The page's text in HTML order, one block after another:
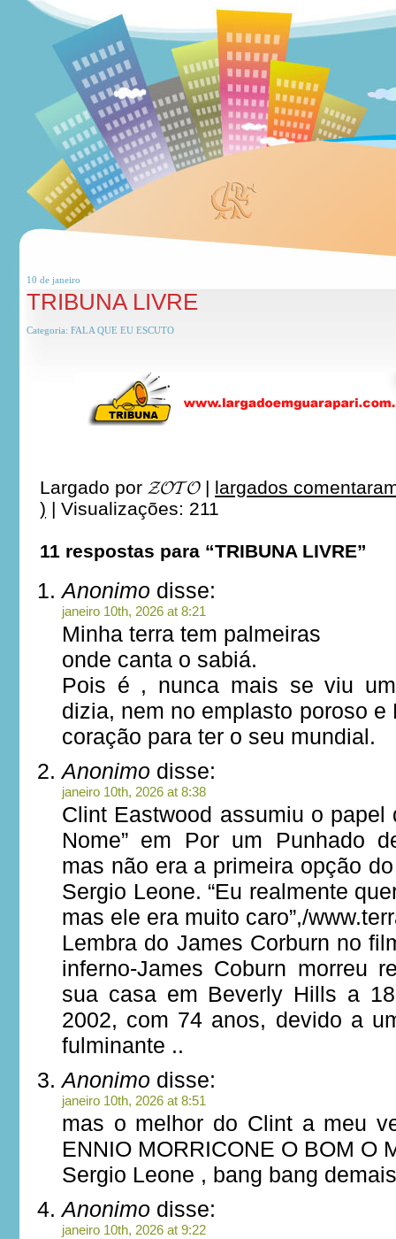
10 de janeiro
TRIBUNA LIVRE
Categoria: FALA QUE EU ESCUTO
Largado por 𝓩𝓞𝓣𝓞| largados
) | Visualizações: 211
11 respostas para “TRIBUNA LIVRE”
Anonimo disse:
janeiro 10th, 2026 at 8:21
Minha terra tem palmeiras
onde canta o sabiá.
Pois é , nunca mais se viu
dizia, nem no emplasto poroso e
coração para ter o seu mundial.
Anonimo disse:
janeiro 10th, 2026 at 8:38
Clint Eastwood assumiu o papel
Nome” em Por um Punhado
mas não era a primeira opção
Sergio Leone. “Eu realmente
mas ele era muito caro”,/
Lembra do James Corburn no
inferno-James Coburn morreu
sua casa em Beverly Hills a
2002, com 74 anos, devido a
fulminante ..
Anonimo disse:
janeiro 10th, 2026 at 8:51
mas o melhor do Clint a meu
ENNIO MORRICONE O BOM O
Sergio Leone , bang bang
Anonimo disse:
janeiro 10th, 2026 at 9:22